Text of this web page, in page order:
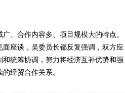
合作内容多、项目规模大的特点。
座谈，吴委员长都反复强调，双方应
统筹协调，努力将经济互补优势和强
经贸合作关系。